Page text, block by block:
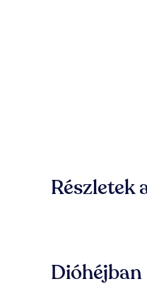
Részletek
Dióhéjban